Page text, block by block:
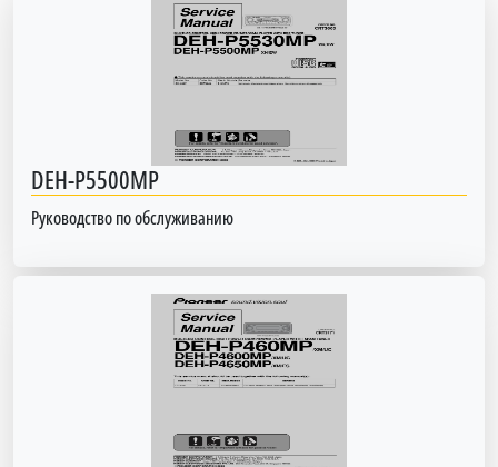
DEH-P5500MP
Руководство по обслуживанию